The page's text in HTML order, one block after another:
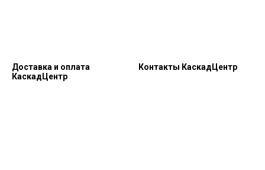
Доставка и оплата
КаскадЦентр
Контакты КаскадЦентр